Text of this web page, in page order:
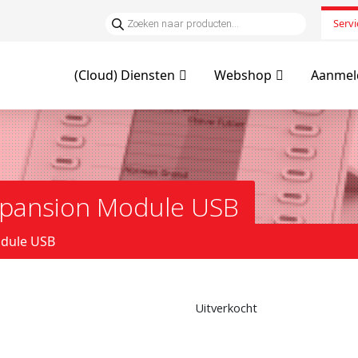
(Cloud) Diensten Webshop
Module USB
USB
Uitverkocht